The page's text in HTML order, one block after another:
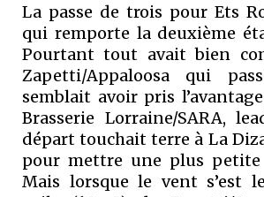
La passe de trois pour Ets
qui remporte la deuxième
Pourtant tout avait bien
Zapetti/Appaloosa qui
semblait avoir pris
Brasserie Lorraine/SARA,
départ touchait terre à La
pour mettre une plus petite
Mais lorsque le vent s’est